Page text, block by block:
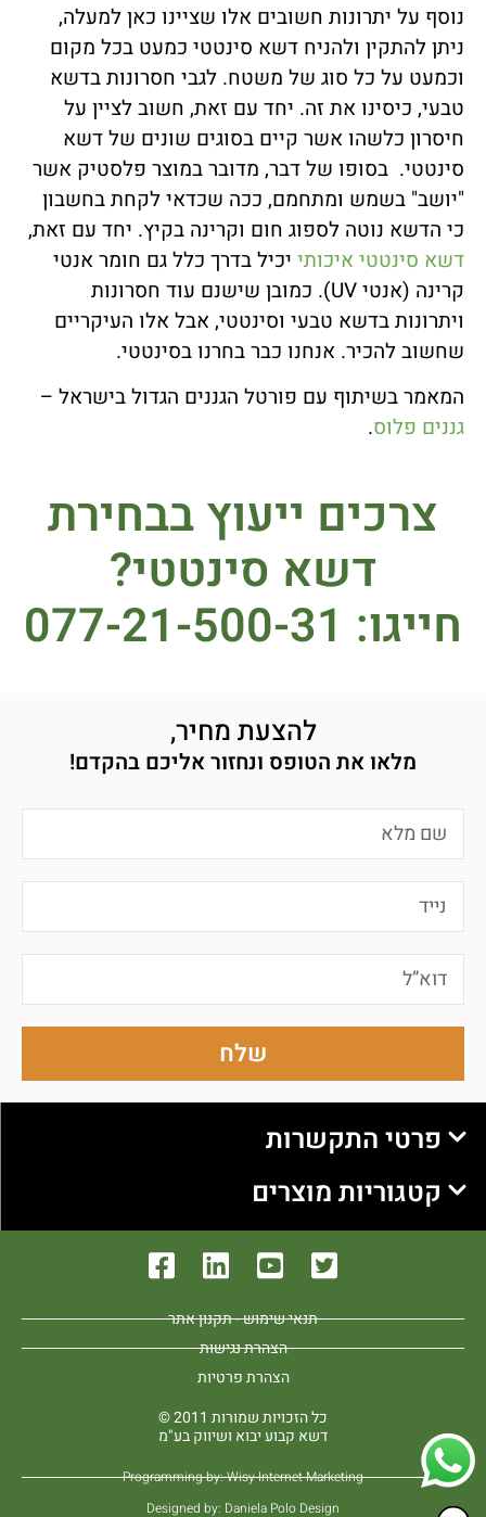
נוסף על יתרונות חשובים אלו שציינו כאן למעלה,
ניתן להתקין ולהניח דשא סינטטי כמעט בכל מקום
וכמעט על כל סוג של משטח. לגבי חסרונות בדשא
טבעי, כיסינו את זה. יחד עם זאת, חשוב לציין על
חיסרון כלשהו אשר קיים בסוגים שונים של דשא
סינטטי. בסופו של דבר, מדובר במוצר פלסטיק אשר
"יושב" בשמש ומתחמם, ככה שכדאי לקחת בחשבון
כי הדשא נוטה לספוג חום וקרינה בקיץ. יחד עם זאת,
דשא סינטטי איכותי יכיל בדרך כלל גם חומר אנטי
קרינה (אנטי UV). כמובן שישנם עוד חסרונות
ויתרונות בדשא טבעי וסינטטי, אבל אלו העיקריים
שחשוב להכיר. אנחנו כבר בחרנו בסינטטי.
המאמר בשיתוף עם פורטל הגננים הגדול בישראל –
גננים פלוס.
צרכים ייעוץ בבחירת
דשא סינטטי?
חייגו: 077-21-500-31
להצעת מחיר,
מלאו את הטופס ונחזור אליכם בהקדם!
שלח
פרטי התקשרות
קטגוריות מוצרים
תנאי שימוש - תקנון אתר
הצהרת נגישות
הצהרת פרטיות
כל הזכויות שמורות 2011 ©
דשא קבוע יבוא ושיווק בע"מ
Programming by: Wisy Internet Marketing
Designed by: Daniela Polo Design